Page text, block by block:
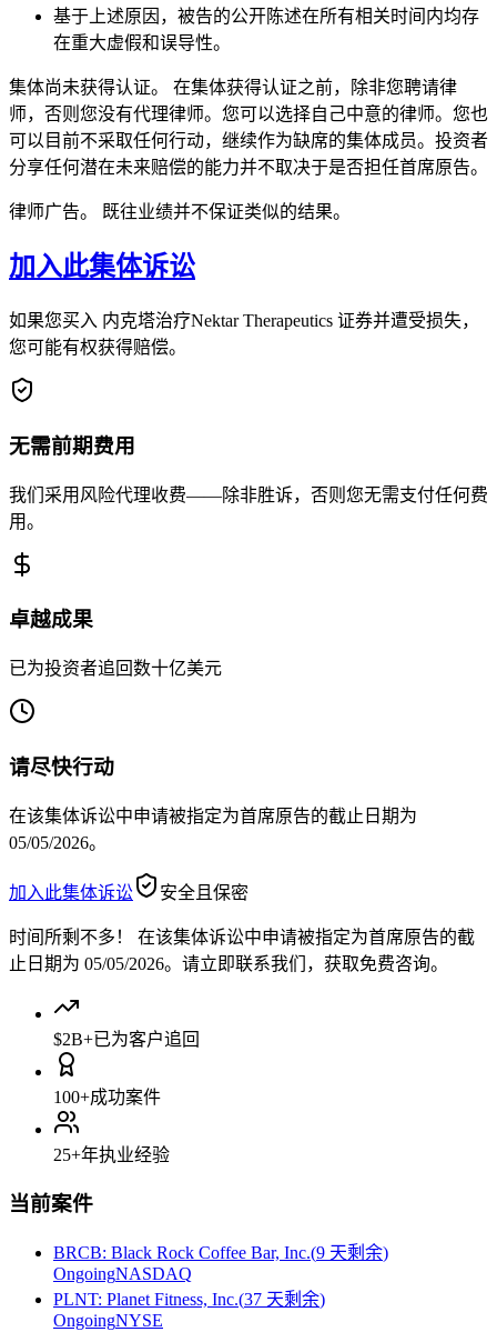
基于上述原因，被告的公开陈述在所有相关时间内均存
在重大虚假和误导性。
集体尚未获得认证。 在集体获得认证之前，除非您聘请律
师，否则您没有代理律师。您可以选择自己中意的律师。您也
可以目前不采取任何行动，继续作为缺席的集体成员。投资者
分享任何潜在未来赔偿的能力并不取决于是否担任首席原告。
律师广告。 既往业绩并不保证类似的结果。
加入此集体诉讼
如果您买入 内克塔治疗Nektar Therapeutics 证券并遭受损失，
您可能有权获得赔偿。
无需前期费用
我们采用风险代理收费——除非胜诉，否则您无需支付任何费
用。
卓越成果
已为投资者追回数十亿美元
请尽快行动
在该集体诉讼中申请被指定为首席原告的截止日期为
05/05/2026。
加入此集体诉讼 安全且保密
时间所剩不多！
在该集体诉讼中申请被指定为首席原告的截
止日期为 05/05/2026。请立即联系我们，获取免费咨询。
$2B+已为客户追回
100+成功案件
25+年执业经验
当前案件
BRCB: Black Rock Coffee Bar, Inc.(9 天剩余)
OngoingNASDAQ
PLNT: Planet Fitness, Inc.(37 天剩余)
OngoingNYSE